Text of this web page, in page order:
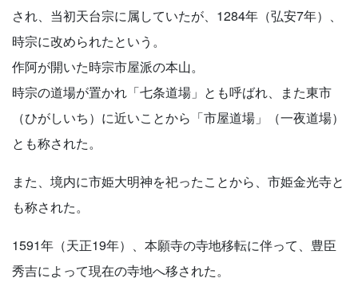
され、当初天台宗に属していたが、1284年（弘安7年）、
時宗に改められたという。
作阿が開いた時宗市屋派の本山。
時宗の道場が置かれ「七条道場」とも呼ばれ、また東市
（ひがしいち）に近いことから「市屋道場」（一夜道場）
とも称された。
また、境内に市姫大明神を祀ったことから、市姫金光寺と
も称された。
1591年（天正19年）、本願寺の寺地移転に伴って、豊臣
秀吉によって現在の寺地へ移された。